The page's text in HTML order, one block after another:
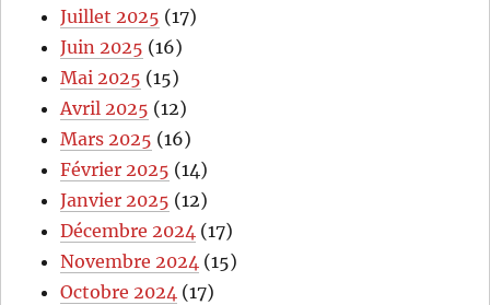
Juillet 2025 (17)
Juin 2025 (16)
Mai 2025 (15)
Avril 2025 (12)
Mars 2025 (16)
Février 2025 (14)
Janvier 2025 (12)
Décembre 2024 (17)
Novembre 2024 (15)
Octobre 2024 (17)